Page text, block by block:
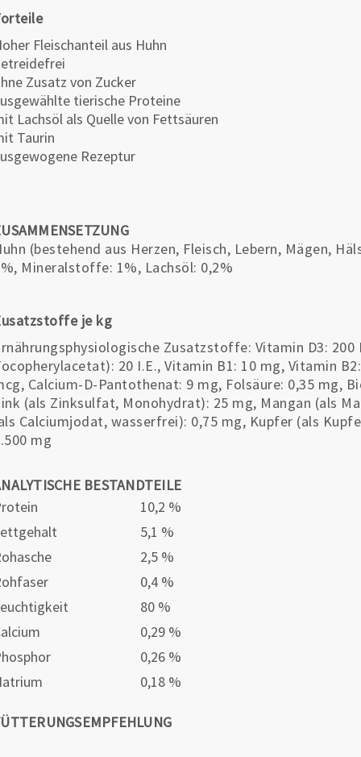
Fleischanteil aus Huhn
Zusatz von Zucker
tierische Proteine
Lachsöl als Quelle von Fettsäuren
Taurin
Rezeptur
(bestehend aus Herzen, Fleisch, Lebern, Mägen,
Mineralstoffe: 1%, Lachsöl: 0,2%
je kg
Zusatzstoffe: Vitamin D3: 200
20 I.E., Vitamin B1: 10 mg, Vitamin
Calcium-D-Pantothenat: 9 mg, Folsäure: 0,35 mg,
(als Zinksulfat, Monohydrat): 25 mg, Mangan (als
Calciumjodat, wasserfrei): 0,75 mg, Kupfer (als
mg
BESTANDTEILE
10,2 %
5,1 %
2,5 %
0,4 %
80 %
0,29 %
0,26 %
0,18 %